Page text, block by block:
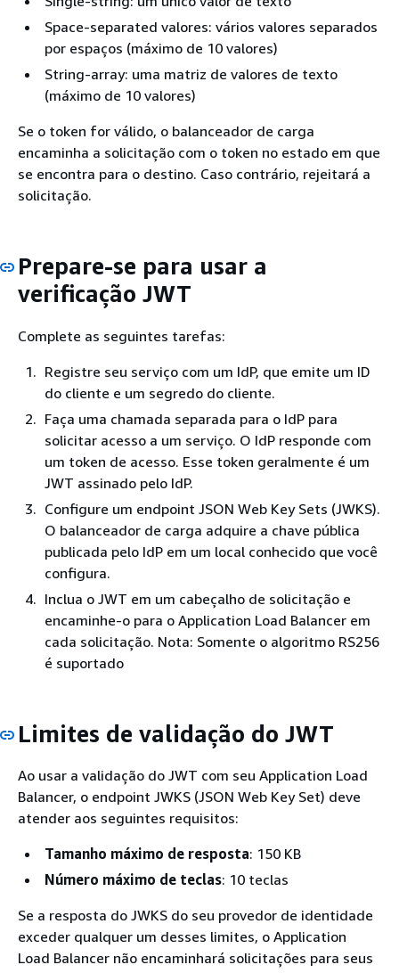
Space-separated valores: vários valores separados
por espaços (máximo de 10 valores)
String-array: uma matriz de valores de texto
(máximo de 10 valores)
Se o token for válido, o balanceador de carga
encaminha a solicitação com o token no estado em que
se encontra para o destino. Caso contrário, rejeitará a
solicitação.
Prepare-se para usar a
verificação JWT
Complete as seguintes tarefas:
Registre seu serviço com um IdP, que emite um ID
do cliente e um segredo do cliente.
Faça uma chamada separada para o IdP para
solicitar acesso a um serviço. O IdP responde com
um token de acesso. Esse token geralmente é um
JWT assinado pelo IdP.
Configure um endpoint JSON Web Key Sets (JWKS).
O balanceador de carga adquire a chave pública
publicada pelo IdP em um local conhecido que você
configura.
Inclua o JWT em um cabeçalho de solicitação e
encaminhe-o para o Application Load Balancer em
cada solicitação. Nota: Somente o algoritmo RS256
é suportado
Limites de validação do JWT
Ao usar a validação do JWT com seu Application Load
Balancer, o endpoint JWKS (JSON Web Key Set) deve
atender aos seguintes requisitos:
Tamanho máximo de resposta: 150 KB
Número máximo de teclas: 10 teclas
Se a resposta do JWKS do seu provedor de identidade
exceder qualquer um desses limites, o Application
Load Balancer não encaminhará solicitações para seus